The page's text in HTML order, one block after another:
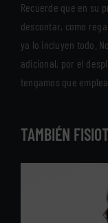
Recuerde que en su
descontar, como
ya lo incluyen todo.
adicional, por el
tengamos que
TAMBIÉN